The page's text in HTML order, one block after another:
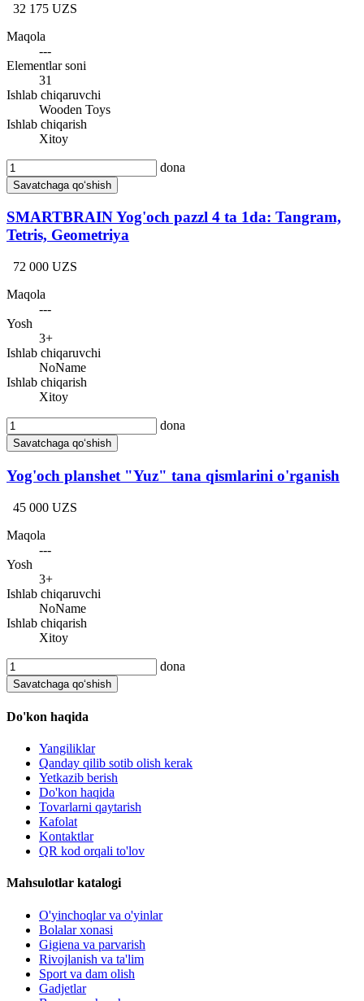
32 175 UZS
Maqola
---
Elementlar soni
31
Ishlab chiqaruvchi
Wooden Toys
Ishlab chiqarish
Xitoy
dona
Savatchaga qo‘shish
SMARTBRAIN Yog'och pazzl 4 ta 1da: Tangram,
Tetris, Geometriya
72 000 UZS
Maqola
---
Yosh
3+
Ishlab chiqaruvchi
NoName
Ishlab chiqarish
Xitoy
dona
Savatchaga qo‘shish
Yog'och planshet "Yuz" tana qismlarini o'rganish
45 000 UZS
Maqola
---
Yosh
3+
Ishlab chiqaruvchi
NoName
Ishlab chiqarish
Xitoy
dona
Savatchaga qo‘shish
Do'kon haqida
Yangiliklar
Qanday qilib sotib olish kerak
Yetkazib berish
Do'kon haqida
Tovarlarni qaytarish
Kafolat
Kontaktlar
QR kod orqali to'lov
Mahsulotlar katalogi
O'yinchoqlar va o'yinlar
Bolalar xonasi
Gigiena va parvarish
Rivojlanish va ta'lim
Sport va dam olish
Gadjetlar